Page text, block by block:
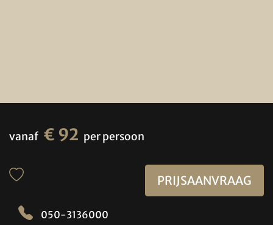
vanaf € 92 per persoon
PRIJSAANVRAAG
050-3136000